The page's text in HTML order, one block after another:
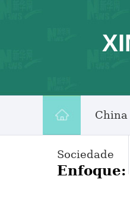
China
Sociedade